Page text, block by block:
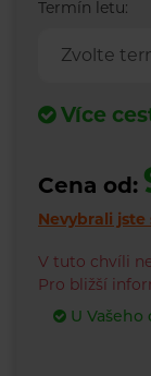
Termín letu:
Zvolte
Více
Cena od:
Nevybrali jste
V tuto chvíli
Pro bližší
U Vašeho